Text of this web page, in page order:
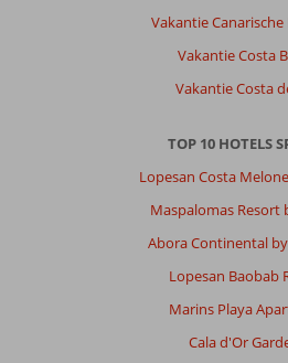
Vakantie Canarische
Vakantie Costa
Vakantie Costa
TOP 10 HOTELS
Lopesan Costa
Maspalomas Resort
Abora Continental
Lopesan Baobab
Marins Playa
Cala d'Or